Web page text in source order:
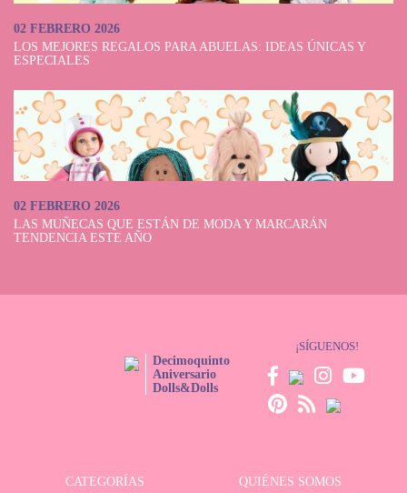
02 FEBRERO 2026
LOS MEJORES REGALOS PARA ABUELAS: IDEAS ÚNICAS Y
ESPECIALES
02 FEBRERO 2026
LAS MUÑECAS QUE ESTÁN DE MODA Y MARCARÁN
TENDENCIA ESTE AÑO
Decimoquinto
Aniversario
Dolls&Dolls
¡SÍGUENOS!
CATEGORÍAS
QUIÉNES SOMOS